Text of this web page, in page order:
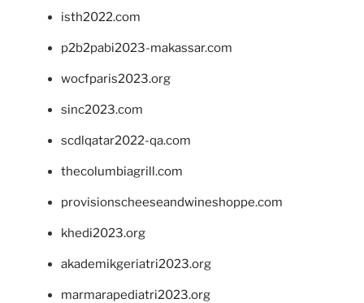
isth2022.com
p2b2pabi2023-makassar.com
wocfparis2023.org
sinc2023.com
scdlqatar2022-qa.com
thecolumbiagrill.com
provisionscheeseandwineshoppe.com
khedi2023.org
akademikgeriatri2023.org
marmarapediatri2023.org